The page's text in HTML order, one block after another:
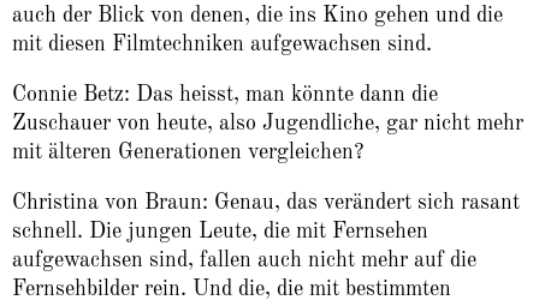
auch der Blick von denen, die ins Kino gehen und die
mit diesen Filmtechniken aufgewachsen sind.
Connie Betz: Das heisst, man könnte dann die
Zuschauer von heute, also Jugendliche, gar nicht mehr
mit älteren Generationen vergleichen?
Christina von Braun: Genau, das verändert sich rasant
schnell. Die jungen Leute, die mit Fernsehen
aufgewachsen sind, fallen auch nicht mehr auf die
Fernsehbilder rein. Und die, die mit bestimmten